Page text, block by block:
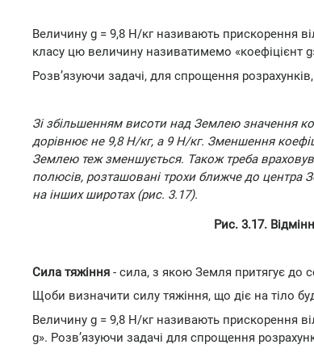
Величину g = 9,8 Н/кг називають прискорення
класу цю величину називатимемо «коефіцієнт
Розв’язуючи задачі, для спрощення
Зі збільшенням висоти над Землею значення
дорівнює не 9,8 Н/кг, а 9 Н/кг. Зменшення
Землею теж зменшується. Також треба
полюсів, розташовані трохи ближче до центра
на інших широтах (рис. 3.17).
Рис. 3.17.
Сила тяжіння - сила, з якою Земля притягує до
Щоби визначити силу тяжіння, що діє на тіло
Величину g = 9,8 Н/кг називають прискорення
g». Розв’язуючи задачі для спрощення